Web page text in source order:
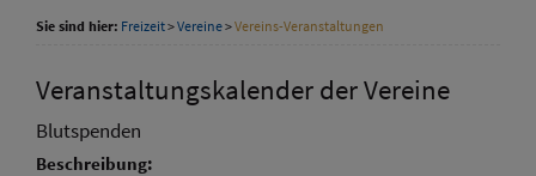
Sie sind hier: Freizeit>Vereine>Vereins-Veranstaltungen
Veranstaltungskalender der Vereine
Blutspenden
Beschreibung: